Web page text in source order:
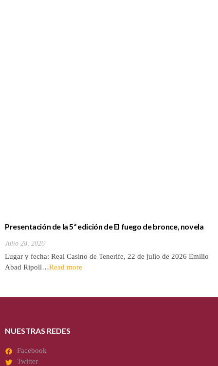
Presentación de la 5ª edición de El fuego de bronce, novela
Julio 28, 2026
Lugar y fecha: Real Casino de Tenerife, 22 de julio de 2026 Emilio
Abad Ripoll…Read more
NUESTRAS REDES
Facebook
Twitter